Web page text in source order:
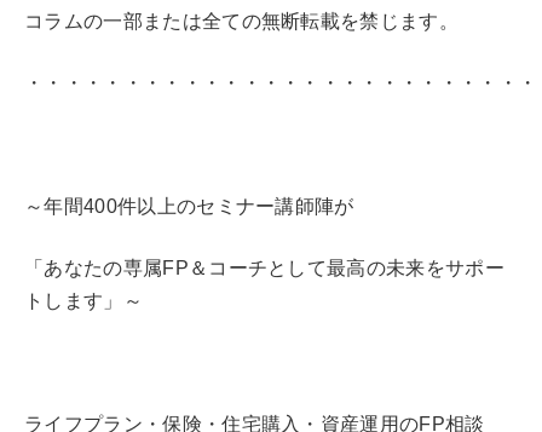
コラムの一部または全ての無断転載を禁じます。
・・・・・・・・・・・・・・・・・・・・・・・・・
～年間400件以上のセミナー講師陣が
「あなたの専属FP＆コーチとして最高の未来をサポー
トします」～
ライフプラン・保険・住宅購入・資産運用のFP相談